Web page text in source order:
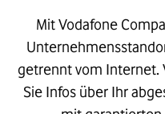
Mit Vodafone
getrennt vom Internet.
Sie Infos über Ihr